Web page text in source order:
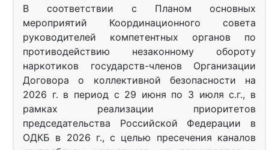
В соответствии с Планом основных
мероприятий Координационного совета
руководителей компетентных органов по
противодействию незаконному обороту
наркотиков государств-членов Организации
Договора о коллективной безопасности на
2026 г. в период с 29 июня по 3 июля с.г., в
рамках реализации приоритетов
председательства Российской Федерации в
ОДКБ в 2026 г., с целью пресечения каналов